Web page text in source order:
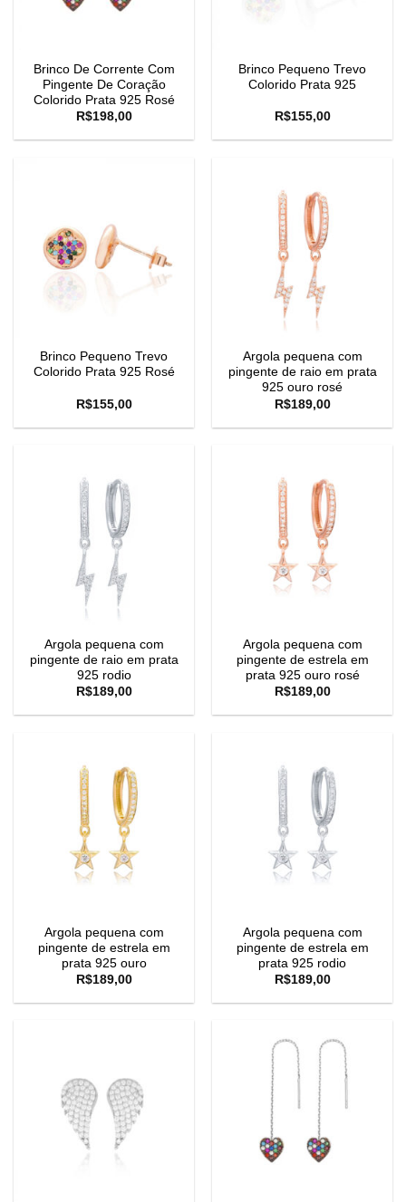
Brinco De Corrente Com
Pingente De Coração
Colorido Prata 925 Rosé
R$198,00
Brinco Pequeno Trevo
Colorido Prata 925
R$155,00
Brinco Pequeno Trevo
Colorido Prata 925 Rosé
R$155,00
Argola pequena com
pingente de raio em prata
925 ouro rosé
R$189,00
Argola pequena com
pingente de raio em prata
925 rodio
R$189,00
Argola pequena com
pingente de estrela em
prata 925 ouro rosé
R$189,00
Argola pequena com
pingente de estrela em
prata 925 ouro
R$189,00
Argola pequena com
pingente de estrela em
prata 925 rodio
R$189,00